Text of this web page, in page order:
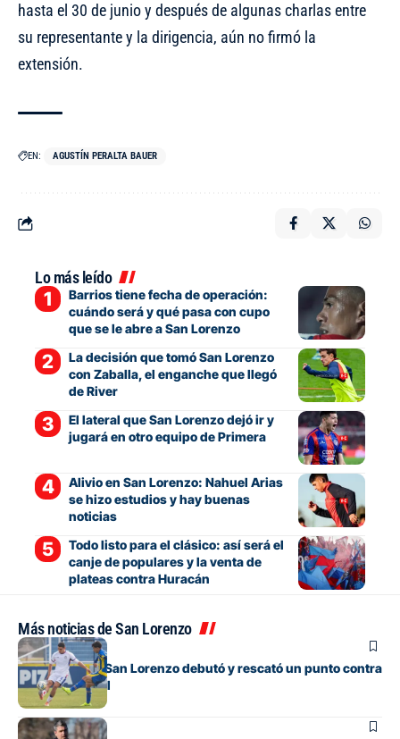
hasta el 30 de junio y después de algunas charlas entre
su representante y la dirigencia, aún no firmó la
extensión.
EN: AGUSTÍN PERALTA BAUER
Lo más leído
Barrios tiene fecha de operación:
cuándo será y qué pasa con cupo
que se le abre a San Lorenzo
La decisión que tomó San Lorenzo
con Zaballa, el enganche que llegó
de River
El lateral que San Lorenzo dejó ir y
jugará en otro equipo de Primera
Alivio en San Lorenzo: Nahuel Arias
se hizo estudios y hay buenas
noticias
Todo listo para el clásico: así será el
canje de populares y la venta de
plateas contra Huracán
Más noticias de San Lorenzo
Juveniles
La Reserva de San Lorenzo debutó y rescató un punto contra
Rosario Central
Juveniles